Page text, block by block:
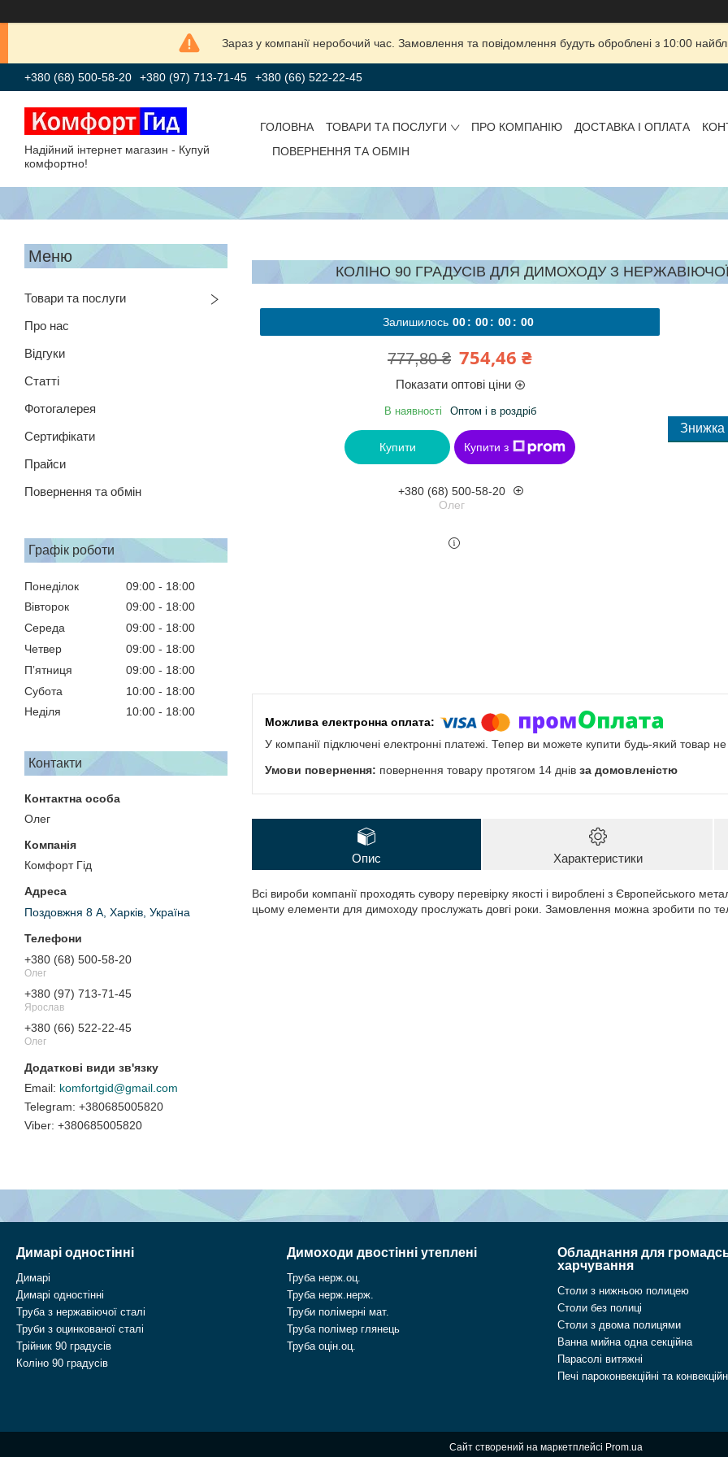
Зараз у компанії неробочий час. Замовлення та повідомлення будуть оброблені з 10:00
+380 (68) 500-58-20 +380 (97) 713-71-45 +380 (66) 522-22-45
Надійний інтернет магазин - Купуй
комфортно!
ГОЛОВНА ТОВАРИ ТА ПОСЛУГИ ПРО КОМПАНІЮ ДОСТАВКА І ОПЛАТА
ПОВЕРНЕННЯ ТА ОБМІН
Товари та послуги
Про нас
Відгуки
Статті
Фотогалерея
Сертифікати
Прайси
Повернення та обмін
Графік роботи
Понеділок 09:00
18:00
Вівторок
09:00
18:00
Середа
09:00
18:00
Четвер
09:00
18:00
Пʼятниця
09:00
18:00
Субота
10:00
18:00
Неділя
10:00 18:00
Контакти
Олег
Комфорт Гід
Поздовжня 8 А, Харків, Україна
+380 (68) 500-58-20
Олег
+380 (97) 713-71-45
Ярослав
+380 (66) 522-22-45
Олег
komfortgid@gmail.com
+380685005820
+380685005820
КОЛІНО 90 ГРАДУСІВ ДЛЯ ДИМОХОДУ З НЕРЖАВІЮЧОЇ
Залишилось 00 00 00 00
777,80 ₴ 754,46 ₴
Показати оптові ціни
В наявності Оптом і в роздріб
Купити Купити з
+380 (68) 500-58-20
Олег
У компанії підключені електронні платежі. Тепер ви можете купити будь-який товар
повернення товару протягом 14 днів за домовленістю
Опис Характеристики
Всі вироби компанії проходять сувору перевірку якості і вироблені з Європейського
цьому елементи для димоходу прослужать довгі роки. Замовлення можна зробити по
Димарі одностінні
Димарі
Димарі одностінні
Труба з нержавіючої сталі
Труби з оцинкованої сталі
Трійник 90 градусів
Коліно 90 градусів
Димоходи двостінні утеплені
Труба нерж.оц.
Труба нерж.нерж.
Труби полімерні мат.
Труба полімер глянець
Труба оцін.оц.
Обладнання для
харчування
Столи з нижньою полицею
Столи без полиці
Столи з двома полицями
Ванна мийна одна секційна
Парасолі витяжні
Печі пароконвекційні та
Сайт створений на маркетплейсі Prom.ua